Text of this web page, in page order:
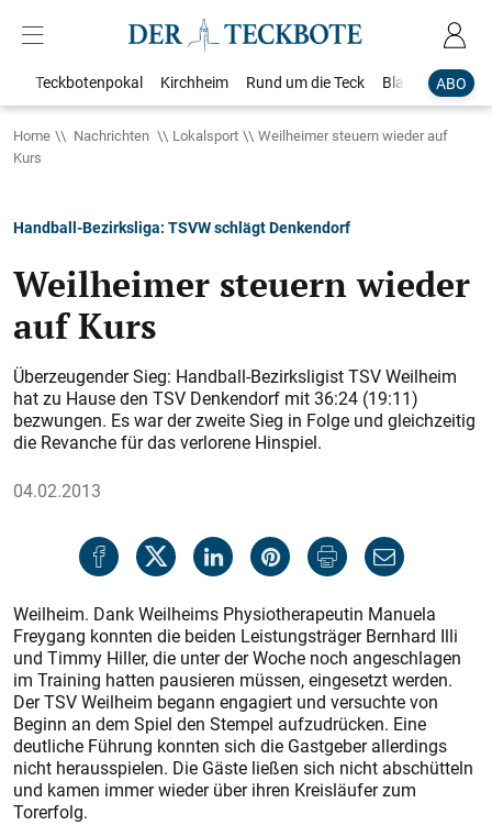
ABO
Teckbotenpokal Kirchheim Rund um die Teck Blaulicht
Home Nachrichten Lokalsport
Weilheimer steuern wieder auf
Kurs
Handball-Bezirksliga: TSVW schlägt Denkendorf
Weilheimer steuern wieder
auf Kurs
Überzeugender Sieg: Handball-Bezirksligist TSV Weilheim
hat zu Hause den TSV Denkendorf mit 36:24 (19:11)
bezwungen. Es war der zweite Sieg in Folge und gleichzeitig
die Revanche für das verlorene Hinspiel.
04.02.2013
Weilheim. Dank Weilheims Physiotherapeutin Manuela
Freygang konnten die beiden Leistungsträger Bernhard Illi
und Timmy Hiller, die unter der Woche noch angeschlagen
im Training hatten pausieren müssen, eingesetzt werden.
Der TSV Weilheim begann engagiert und versuchte von
Beginn an dem Spiel den Stempel aufzudrücken. Eine
deutliche Führung konnten sich die Gastgeber allerdings
nicht herausspielen. Die Gäste ließen sich nicht abschütteln
und kamen immer wieder über ihren Kreisläufer zum
Torerfolg.